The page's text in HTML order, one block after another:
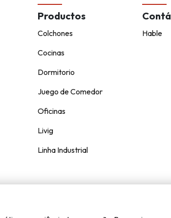
Productos
Colchones
Cocinas
Dormitorio
Juego de Comedor
Oficinas
Livig
Linha Industrial
Hable